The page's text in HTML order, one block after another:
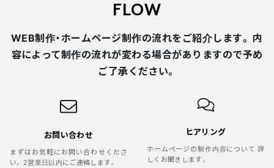
FLOW
WEB制作・ホームページ制作の流れをご紹介します。 内
容によって制作の流れが変わる場合がありますので予め
ご了承ください。
お問い合わせ
まずはお気軽にお問い合わせくださ
い。 2営業日以内にご連絡します。
ヒアリング
ホームページの制作内容について 詳
しくお聞きします。